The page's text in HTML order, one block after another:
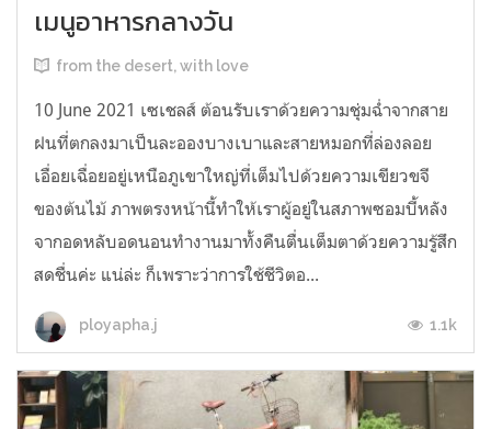
เมนูอาหารกลางวัน
from the desert, with love
10 June 2021 เซเชลส์ ต้อนรับเราด้วยความชุ่มฉ่ำจากสาย
ฝนที่ตกลงมาเป็นละอองบางเบาและสายหมอกที่ล่องลอย
เอื่อยเฉื่อยอยู่เหนือภูเขาใหญ่ที่เต็มไปด้วยความเขียวขจี
ของต้นไม้ ภาพตรงหน้านี้ทำให้เราผู้อยู่ในสภาพซอมบี้หลัง
จากอดหลับอดนอนทำงานมาทั้งคืนตื่นเต็มตาด้วยความรู้สึก
สดชื่นค่ะ แน่ล่ะ ก็เพราะว่าการใช้ชีวิตอ...
ployapha.j 1.1k